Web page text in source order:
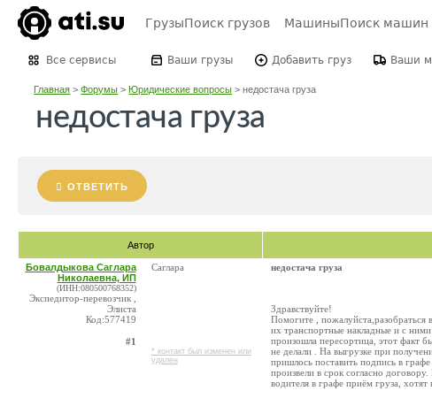
ГрузыПоиск грузов МашиныПоиск машин
Все сервисы Ваши грузы Добавить груз Ваши
Главная >Форумы >Юридические вопросы >недостача груза
недостача груза
ОТВЕТИТЬ
Автор
Бовалдыкова Саглара
Николаевна, ИП
(ИНН:080500768352)
Экспедитор-перевозчик ,
Элиста
Код:577419
#1
Саглара
* контакт был изменен или
удален
недостача груза
Здравствуйте!
Помогите , пожалуйста,разобраться
их транспортные накладные и с
произошла пересортица, этот факт
не делали . На выгрузке при
пришлось поставить подпись в
произвели в срок согласно
водителя в графе приём груза,